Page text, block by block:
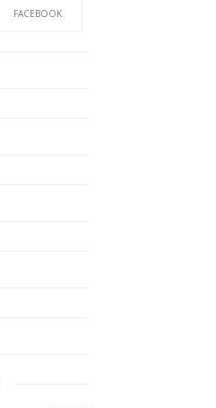
FACEBOOK